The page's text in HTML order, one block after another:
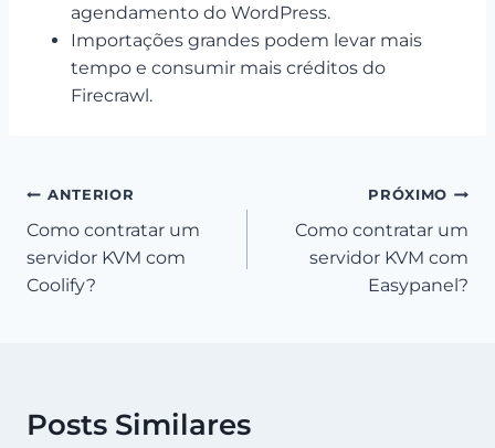
agendamento do WordPress.
Importações grandes podem levar mais
tempo e consumir mais créditos do
Firecrawl.
Navegação
de
Post
ANTERIOR
Como contratar um
servidor KVM com
Coolify?
PRÓXIMO
Como contratar um
servidor KVM com
Easypanel?
Posts Similares